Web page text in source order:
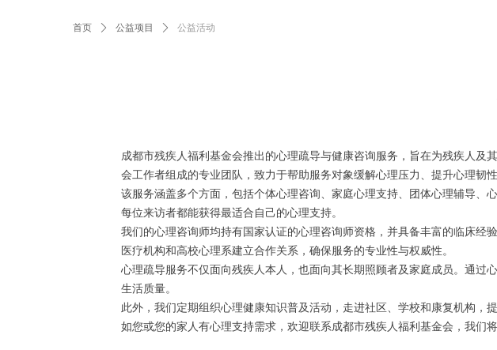
首页 ꄲ 公益项目 ꄲ 公益活动
成都市残疾人福利基金会推出的心理疏导与健康咨询服务，旨在为残疾人
会工作者组成的专业团队，致力于帮助服务对象缓解心理压力、提升心理韧
该服务涵盖多个方面，包括个体心理咨询、家庭心理支持、团体心理辅导
每位来访者都能获得最适合自己的心理支持。
我们的心理咨询师均持有国家认证的心理咨询师资格，并具备丰富的临床
医疗机构和高校心理系建立合作关系，确保服务的专业性与权威性。
心理疏导服务不仅面向残疾人本人，也面向其长期照顾者及家庭成员。通
生活质量。
此外，我们定期组织心理健康知识普及活动，走进社区、学校和康复机构，
如您或您的家人有心理支持需求，欢迎联系成都市残疾人福利基金会，我们